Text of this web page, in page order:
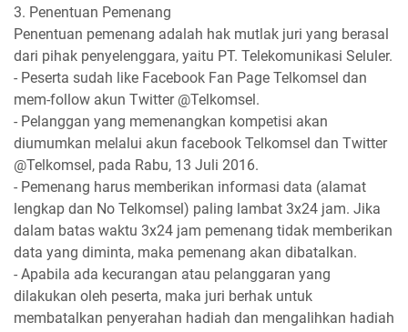
3. Penentuan Pemenang
Penentuan pemenang adalah hak mutlak juri yang berasal
dari pihak penyelenggara, yaitu PT. Telekomunikasi Seluler.
- Peserta sudah like Facebook Fan Page Telkomsel dan
mem-follow akun Twitter @Telkomsel.
- Pelanggan yang memenangkan kompetisi akan
diumumkan melalui akun facebook Telkomsel dan Twitter
@Telkomsel, pada Rabu, 13 Juli 2016.
- Pemenang harus memberikan informasi data (alamat
lengkap dan No Telkomsel) paling lambat 3x24 jam. Jika
dalam batas waktu 3x24 jam pemenang tidak memberikan
data yang diminta, maka pemenang akan dibatalkan.
- Apabila ada kecurangan atau pelanggaran yang
dilakukan oleh peserta, maka juri berhak untuk
membatalkan penyerahan hadiah dan mengalihkan hadiah